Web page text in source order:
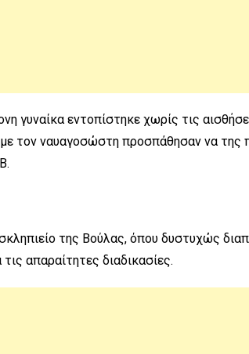
γυναίκα εντοπίστηκε χωρίς τις
με τον ναυαγοσώστη προσπάθησαν να
της Βούλας, όπου δυστυχώς
απαραίτητες διαδικασίες.